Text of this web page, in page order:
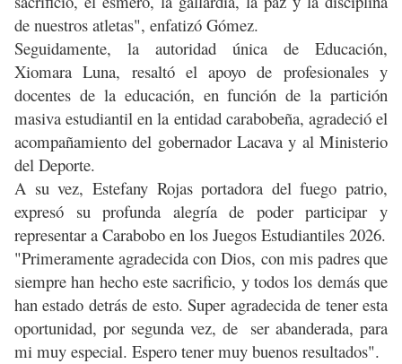
de nuestros atletas", enfatizó Gómez.
Seguidamente, la autoridad única de Educación,
Xiomara Luna, resaltó el apoyo de profesionales y
docentes de la educación, en función de la partición
masiva estudiantil en la entidad carabobeña, agradeció el
acompañamiento del gobernador Lacava y al Ministerio
del Deporte.
A su vez, Estefany Rojas portadora del fuego patrio,
expresó su profunda alegría de poder participar y
representar a Carabobo en los Juegos Estudiantiles 2026.
"Primeramente agradecida con Dios, con mis padres que
siempre han hecho este sacrificio, y todos los demás que
han estado detrás de esto. Super agradecida de tener esta
oportunidad, por segunda vez, de ser abanderada, para
mi muy especial. Espero tener muy buenos resultados".